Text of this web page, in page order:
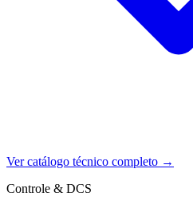
Ver catálogo técnico completo →
Controle & DCS